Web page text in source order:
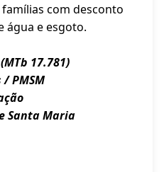
com desconto
água e esgoto.
17.781)
PMSM
Santa Maria